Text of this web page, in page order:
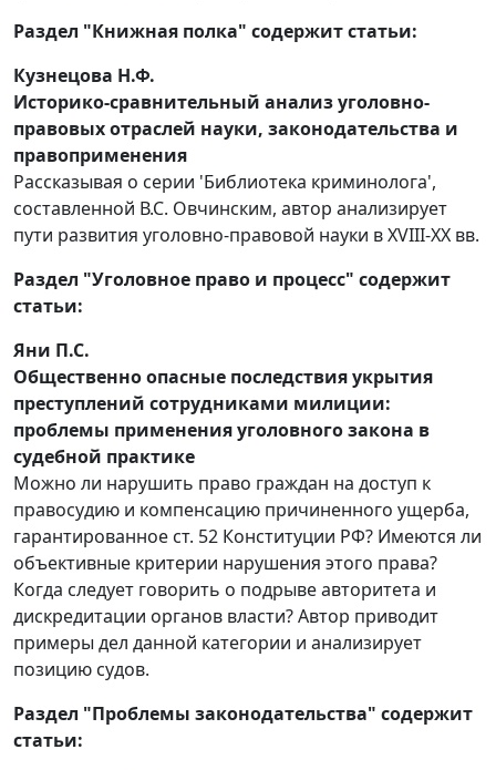
Раздел "Книжная полка" содержит статьи:
Кузнецова Н.Ф.
Историко-сравнительный анализ уголовно-
правовых отраслей науки, законодательства и
правоприменения
Рассказывая о серии 'Библиотека криминолога',
составленной В.С. Овчинским, автор анализирует
пути развития уголовно-правовой науки в XVIII-XX вв.
Раздел "Уголовное право и процесс" содержит
статьи:
Яни П.С.
Общественно опасные последствия укрытия
преступлений сотрудниками милиции:
проблемы применения уголовного закона в
судебной практике
Можно ли нарушить право граждан на доступ к
правосудию и компенсацию причиненного ущерба,
гарантированное ст. 52 Конституции РФ? Имеются ли
объективные критерии нарушения этого права?
Когда следует говорить о подрыве авторитета и
дискредитации органов власти? Автор приводит
примеры дел данной категории и анализирует
позицию судов.
Раздел "Проблемы законодательства" содержит
статьи: